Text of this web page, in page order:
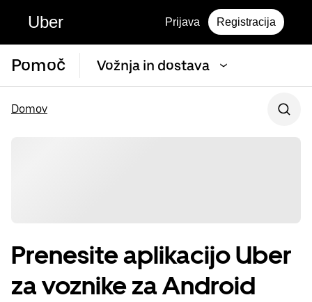
Uber Prijava Registracija
Pomoč Vožnja in dostava
Domov
Prenesite aplikacijo Uber
za voznike za Android